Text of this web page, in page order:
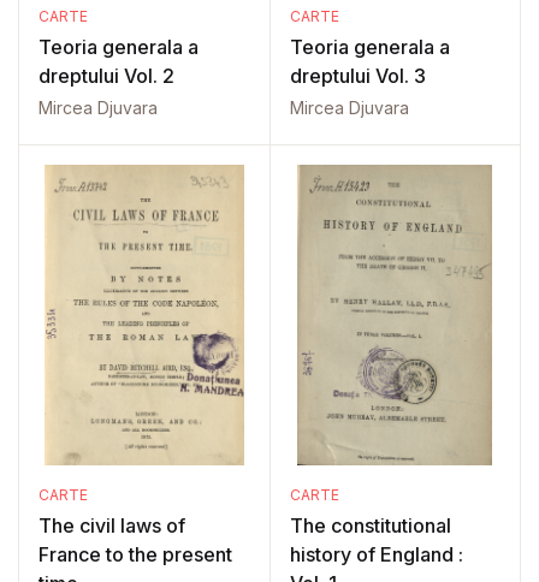
CARTE
Teoria generala a
dreptului Vol. 2
Mircea Djuvara
CARTE
Teoria generala a
dreptului Vol. 3
Mircea Djuvara
CARTE
The civil laws of
France to the present
CARTE
The constitutional
history of England :